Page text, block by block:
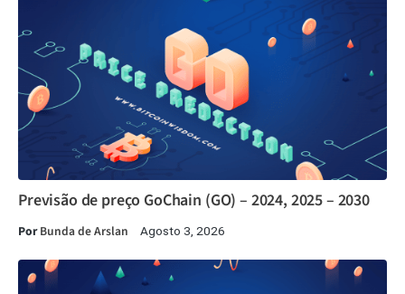
Previsão de preço GoChain (GO) – 2024, 2025 – 2030
PorBunda de Arslan Agosto 3, 2026